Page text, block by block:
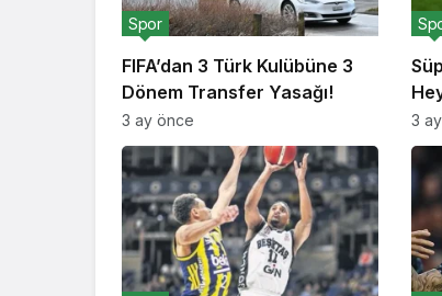
FIFA’dan 3 Türk Kulübüne 3
Dönem Transfer Yasağı!
Spor
3 ay önce 3